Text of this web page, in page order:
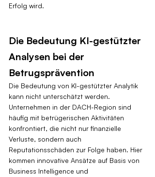
Erfolg wird.
Die Bedeutung KI-gestützter
Analysen bei der
Betrugsprävention
Die Bedeutung von KI-gestützter Analytik
kann nicht unterschätzt werden.
Unternehmen in der DACH-Region sind
häufig mit betrügerischen Aktivitäten
konfrontiert, die nicht nur finanzielle
Verluste, sondern auch
Reputationsschäden zur Folge haben. Hier
kommen innovative Ansätze auf Basis von
Business Intelligence und